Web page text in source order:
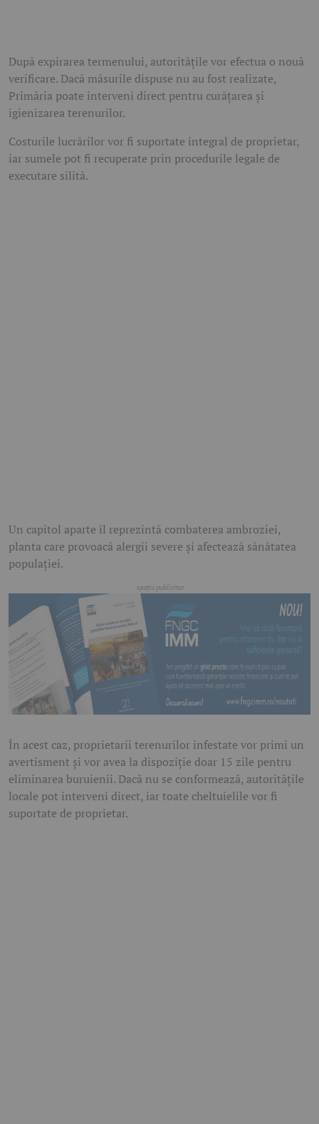
După expirarea termenului, autoritățile vor efectua o nouă
verificare. Dacă măsurile dispuse nu au fost realizate,
Primăria poate interveni direct pentru curățarea și
igienizarea terenurilor.
Costurile lucrărilor vor fi suportate integral de proprietar,
iar sumele pot fi recuperate prin procedurile legale de
executare silită.
Un capitol aparte îl reprezintă combaterea ambroziei,
planta care provoacă alergii severe și afectează sănătatea
populației.
În acest caz, proprietarii terenurilor infestate vor primi un
avertisment și vor avea la dispoziție doar 15 zile pentru
eliminarea buruienii. Dacă nu se conformează, autoritățile
locale pot interveni direct, iar toate cheltuielile vor fi
suportate de proprietar.